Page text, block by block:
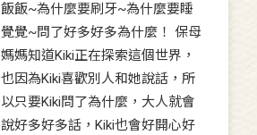
飯飯~為什麼要刷牙~為什麼要睡
覺覺~問了好多好多為什麼！ 保母
媽媽知道Kiki正在探索這個世界，
也因為Kiki喜歡別人和她說話，所
以只要Kiki問了為什麼，大人就會
說好多好多話，Kiki也會好開心好